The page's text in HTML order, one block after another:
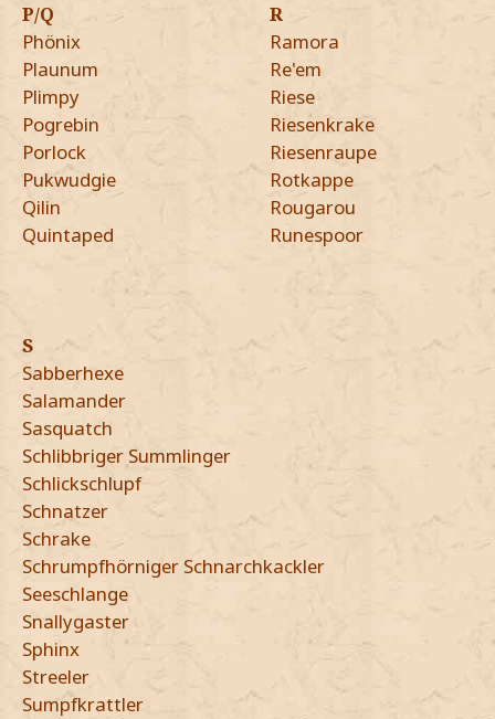
P/Q
Phönix
Plaunum
Plimpy
Pogrebin
Porlock
Pukwudgie
Qilin
Quintaped
R
Ramora
Re'em
Riese
Riesenkrake
Riesenraupe
Rotkappe
Rougarou
Runespoor
S
Sabberhexe
Salamander
Sasquatch
Schlibbriger Summlinger
Schlickschlupf
Schnatzer
Schrake
Schrumpfhörniger Schnarchkackler
Seeschlange
Snallygaster
Sphinx
Streeler
Sumpfkrattler